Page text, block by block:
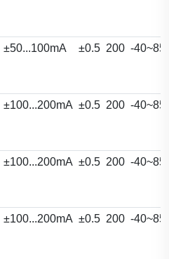
±50...100mA ±0.5 200 -40~85
±100...200mA ±0.5 200 -40~85
±100...200mA ±0.5 200 -40~85
±100...200mA ±0.5 200 -40~85